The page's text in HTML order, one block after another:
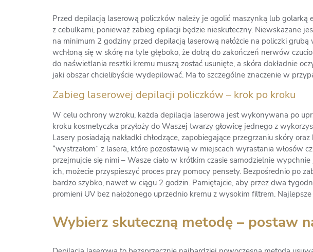
Przed depilacją laserową policzków należy je ogolić maszynką lub
z cebulkami, ponieważ zabieg epilacji będzie nieskuteczny. Niewskazane
na minimum 2 godziny przed depilacją laserową nałóżcie na policzki
wchłoną się w skórę na tyle głęboko, że dotrą do zakończeń nerwów
do naświetlania resztki kremu muszą zostać usunięte, a skóra dokładnie
jaki obszar chcielibyście wydepilować. Ma to szczególne znaczenie w
Zabieg laserowej depilacji policzków – krok po kroku
W celu ochrony wzroku, każda depilacja laserowa jest wykonywana po
kroku kosmetyczka przyłoży do Waszej twarzy głowicę jednego z
Lasery posiadają nakładki chłodzące, zapobiegające przegrzaniu skóry
“wystrzałom” z lasera, które pozostawią w miejscach wyrastania włosów
przejmujcie się nimi – Wasze ciało w krótkim czasie samodzielnie
ich, możecie przyspieszyć proces przy pomocy pensety. Bezpośrednio po
bardzo szybko, nawet w ciągu 2 godzin. Pamiętajcie, aby przez dwa
promieni UV bez nałożonego uprzednio kremu z wysokim filtrem.
Wybierz skuteczną metodę – postaw